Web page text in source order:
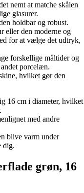
nemt at matche skålen
glasurer.
holdbar og robust.
eller den moderne og
for at vælge det udtryk,
forskellige måltider og
porcelæn.
hvilket gør den
16 cm i diameter, hvilket
med andre
blive varm under
dig.
grøn, 16